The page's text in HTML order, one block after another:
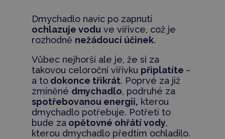
Dmychadlo navíc po zapnutí
ochlazuje voduve vířivce, což je
rozhodně nežádoucí účinek.
Vůbec nejhorší ale je, že si za
takovou celoroční vířivku připlatíte –
a todokonce třikrát. Poprvé za již
zmíněné dmychadlo, podruhé za
spotřebovanou energii, kterou
dmychadlo potřebuje. Potřetí to
bude zaopětovné ohřátí vody,
kterou dmychadlo předtím ochladilo.